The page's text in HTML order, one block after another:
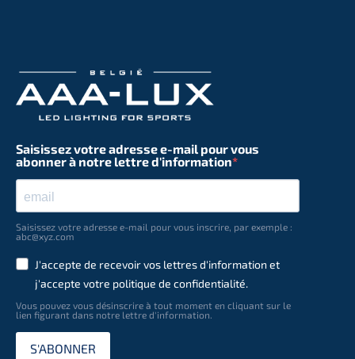
Saisissez votre adresse e-mail pour vous
abonner à notre lettre d'information
Saisissez votre adresse e-mail pour vous inscrire, par exemple :
abc@xyz.com
J'accepte de recevoir vos lettres d'information et
j'accepte votre politique de confidentialité.
Vous pouvez vous désinscrire à tout moment en cliquant sur le
lien figurant dans notre lettre d'information.
S'ABONNER